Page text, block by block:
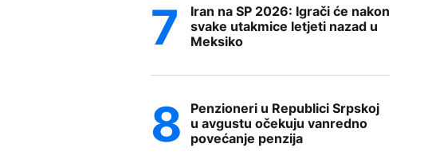
Iran na SP 2026: Igrači će nakon
svake utakmice letjeti nazad u
Meksiko
Penzioneri u Republici Srpskoj
u avgustu očekuju vanredno
povećanje penzija